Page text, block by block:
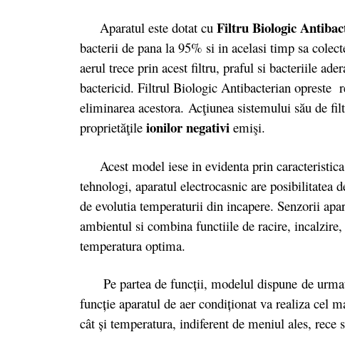
Aparatul este dotat cu Filtru Biologic
bacterii de pana la 95% si in acelasi timp sa
aerul trece prin acest filtru, praful si bacteriile
bactericid. Filtrul Biologic Antibacterian opreste
eliminarea acestora. Acţiunea sistemului său de
proprietăţile ionilor negativi emişi.
Acest model iese in evidenta prin
tehnologi, aparatul electrocasnic are posibilitatea
de evolutia temperaturii din incapere. Senzorii
ambientul si combina functiile de racire,
temperatura optima.
Pe partea de funcții, modelul dispune de
funcţie aparatul de aer condiţionat va realiza cel
cât şi temperatura, indiferent de meniul ales, rece